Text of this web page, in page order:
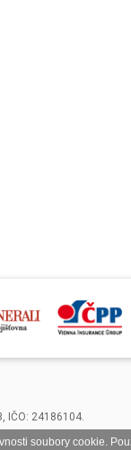
IČO: 24186104.
soubory cookie.